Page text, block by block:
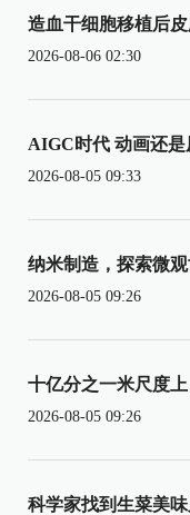
造血干细胞移植后
2026-08-06 02:30
AIGC时代 动画还
2026-08-05 09:33
纳米制造，探索微
2026-08-05 09:26
十亿分之一米尺度
2026-08-05 09:26
科学家找到生菜美